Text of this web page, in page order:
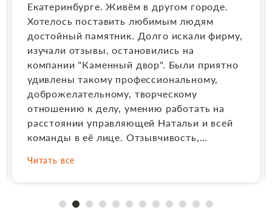
Огромное спасибо за выполненный заказ.
Особенно хочу выразить благодарность
Наталье, очень компетентный
руководитель, ответственный. Заказ был
оформлен и изготовлен как хотел заказчик.
Не помешало даже расстояние более 4000
км. В данном вопросе Наталья проявила
понимание, что очень важно в данном
вопросе. В результате всё получилось
отлично. Материал подобрали очень
гаммой, которую я заказывала. Выполнили
врезали его в стеллу качественно, очень
Читать все